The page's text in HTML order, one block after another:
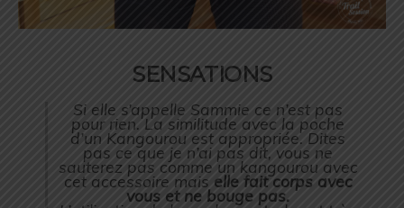
SENSATIONS
Si elle s’appelle Sammie ce n’est pas
pour rien. La similitude avec la poche
d’un Kangourou est appropriée. Dites
pas ce que je n’ai pas dit, vous ne
sauterez pas comme un kangourou avec
cet accessoire mais elle fait corps avec
vous et ne bouge pas.